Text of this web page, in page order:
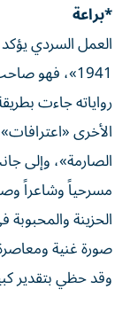
*براعة
1941»، فهو
رواياته جاءت
الأخرى
الصارمة»، وإلى
مسرحياً وشاعراً
الحزينة
صورة غنية
وقد حظي بتقدير